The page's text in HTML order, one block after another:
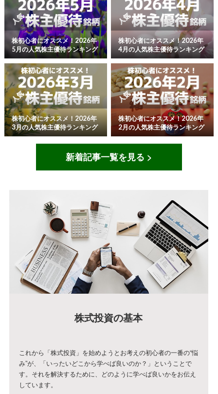
株初心者にオススメ！2026年
5月の人気株主優待ランキング
株初心者にオススメ！2026年
4月の人気株主優待ランキング
株初心者にオススメ！2026年
3月の人気株主優待ランキング
株初心者にオススメ！2026年
2月の人気株主優待ランキング
新着記事一覧を見る >
株式投資の基本
これから「株式投資」を始めようとお考えの初心者の一番の“悩
み”が、「いったいどこから学べば良いのか？」ということで
す。それを解決するために、どのように学べば良いかをお伝え
しています。